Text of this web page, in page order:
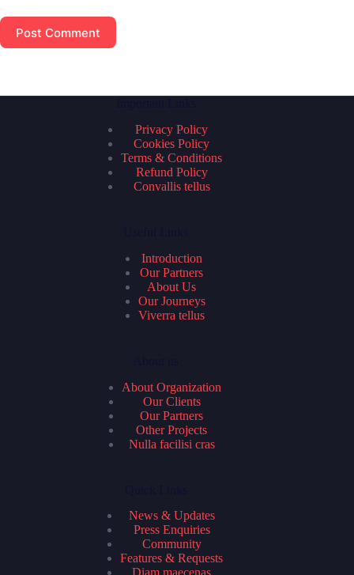
Post Comment
Privacy Policy
Cookies Policy
Terms & Conditions
Refund Policy
Convallis tellus
Introduction
Our Partners
About Us
Our Journeys
Viverra tellus
About Organization
Our Clients
Our Partners
Other Projects
Nulla facilisi cras
News & Updates
Press Enquiries
Community
Features & Requests